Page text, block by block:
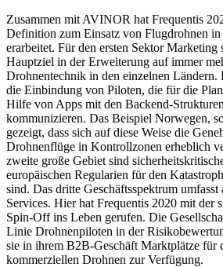
Zusammen mit AVINOR hat Frequentis
Definition zum Einsatz von Flugdrohnen in
erarbeitet. Für den ersten Sektor Marketing
Hauptziel in der Erweiterung auf immer
Drohnentechnik in den einzelnen
die Einbindung von Piloten, die für die
Hilfe von Apps mit den Backend-
kommunizieren. Das Beispiel Norwegen,
gezeigt, dass sich auf diese Weise die
Drohnenflüge in Kontrollzonen erheblich
zweite große Gebiet sind
europäischen Regularien für den
sind. Das dritte Geschäftsspektrum umfasst
Services. Hier hat Frequentis 2020 mit der
Spin-Off ins Leben gerufen. Die
Linie Drohnenpiloten in der
sie in ihrem B2B-Geschäft Marktplätze für
kommerziellen Drohnen zur Verfügung.